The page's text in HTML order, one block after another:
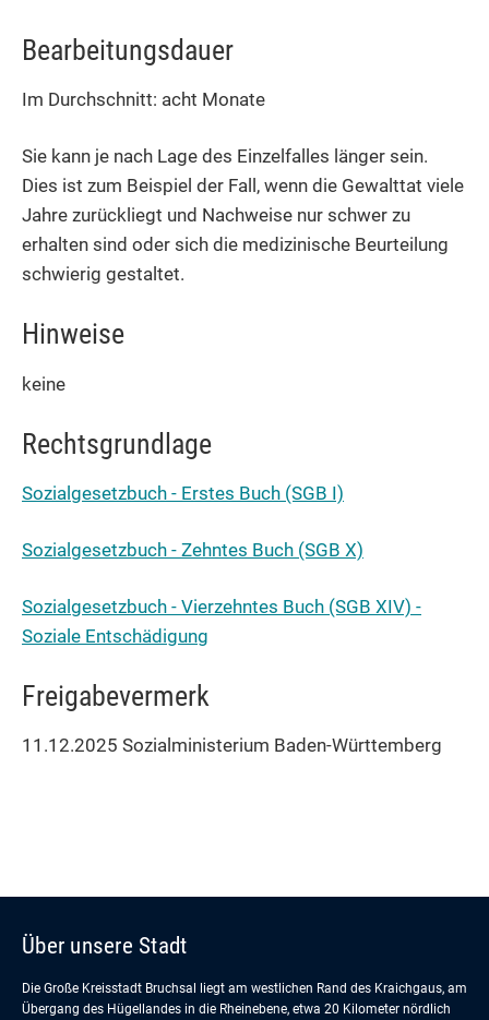
Bearbeitungsdauer
Im Durchschnitt: acht Monate
Sie kann je nach Lage des Einzelfalles länger sein.
Dies ist zum Beispiel der Fall, wenn die Gewalttat viele
Jahre zurückliegt und Nachweise nur schwer zu
erhalten sind oder sich die medizinische Beurteilung
schwierig gestaltet.
Hinweise
keine
Rechtsgrundlage
Sozialgesetzbuch - Erstes Buch (SGB I)
Sozialgesetzbuch - Zehntes Buch (SGB X)
Sozialgesetzbuch - Vierzehntes Buch (SGB XIV) -
Soziale Entschädigung
Freigabevermerk
11.12.2025 Sozialministerium Baden-Württemberg
Über unsere Stadt
Die Große Kreisstadt Bruchsal liegt am westlichen Rand des Kraichgaus, am
Übergang des Hügellandes in die Rheinebene, etwa 20 Kilometer nördlich